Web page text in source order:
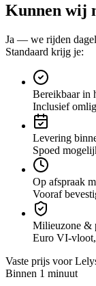
Kunnen wij
Ja — we rijden
Standaard krijg je:
Bereikbaar in
Inclusief
Levering
Spoed
Op afspraak
Vooraf
Milieuzone &
Euro VI-vloot,
Vaste prijs voor
Binnen 1 minuut